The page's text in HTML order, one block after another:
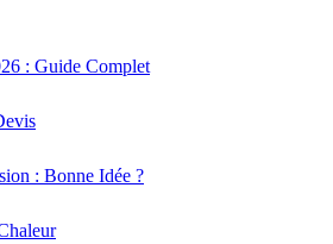
: Guide Complet
: Bonne Idée ?